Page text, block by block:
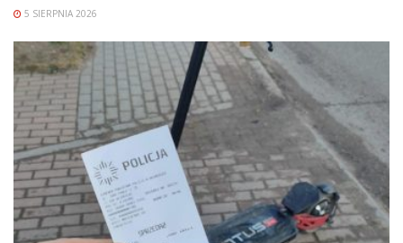
5 SIERPNIA 2026